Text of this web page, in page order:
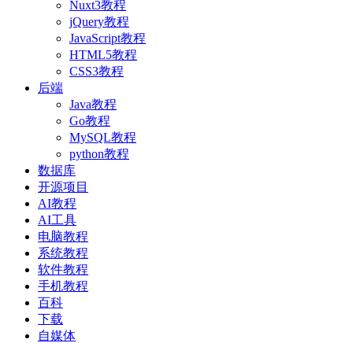
Nuxt3教程
jQuery教程
JavaScript教程
HTML5教程
CSS3教程
后端
Java教程
Go教程
MySQL教程
python教程
数据库
开源项目
AI教程
AI工具
电脑教程
系统教程
软件教程
手机教程
百科
下载
自媒体